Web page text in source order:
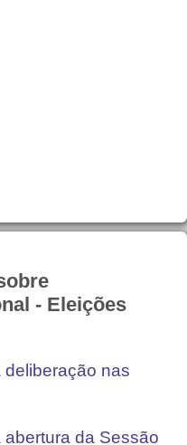
- Eleições
deliberação nas
da Sessão